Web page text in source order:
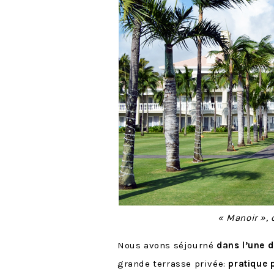
« Manoir »,
Nous avons séjourné dans l’une
grande terrasse privée: pratique